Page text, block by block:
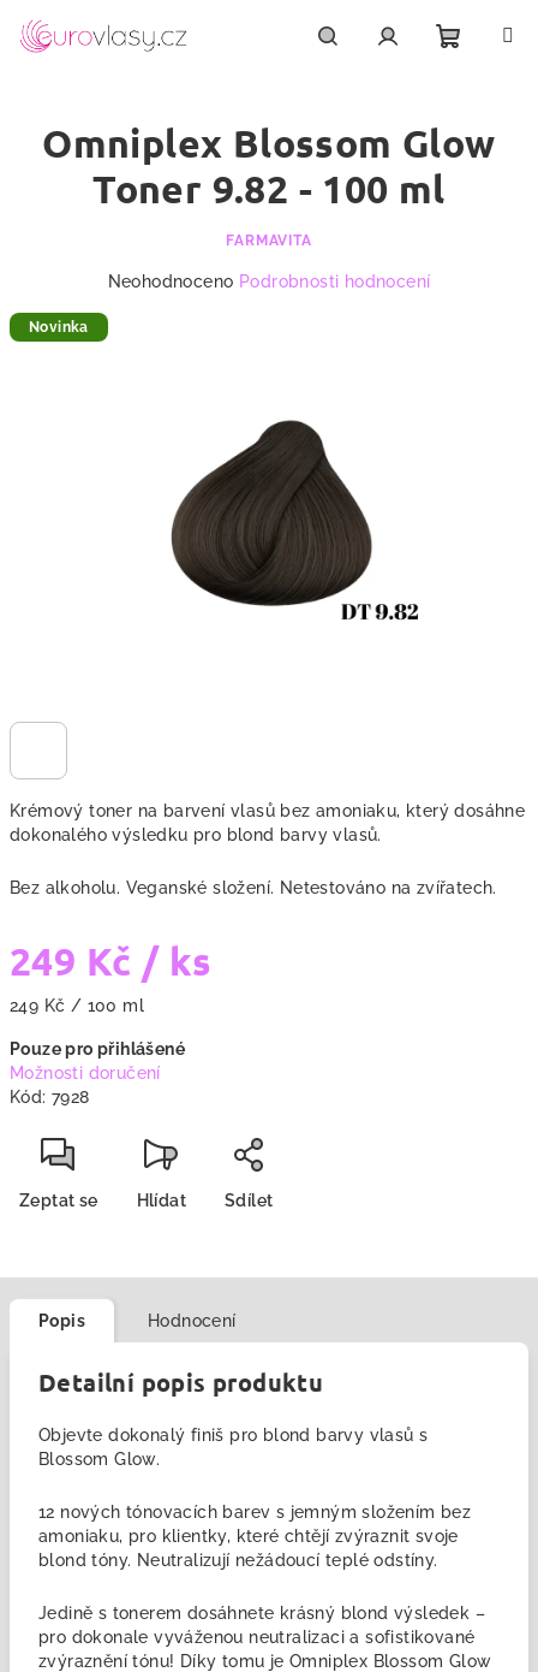
obsah
košík
Krémový toner na barvení vlasů bez amoniaku, který dosáhne
dokonalého výsledku pro blond barvy vlasů.
Bez alkoholu. Veganské složení. Netestováno na zvířatech.
249 Kč / ks
Měrná
249 Kč / 100 ml
Pouze pro přihlášené
Možnosti doručení
Kód: 7928
Zeptat se Hlídat Sdílet
Omniplex Blossom Glow
Toner 9.82 - 100 ml
FARMAVITA
produktu
Neohodnoceno Podrobnosti hodnocení
Novinka
Popis Hodnocení
Detailní popis produktu
Objevte dokonalý finiš pro blond barvy vlasů s
Blossom Glow.
12 nových tónovacích barev s jemným složením bez
amoniaku, pro klientky, které chtějí zvýraznit svoje
blond tóny. Neutralizují nežádoucí teplé odstíny.
Jedině s tonerem dosáhnete krásný blond výsledek –
pro dokonale vyváženou neutralizaci a sofistikované
zvýraznění tónu! Díky tomu je Omniplex Blossom Glow